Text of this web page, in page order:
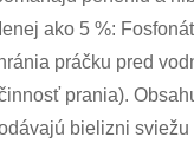
ako 5 %:
práčku pred
prania).
bielizni